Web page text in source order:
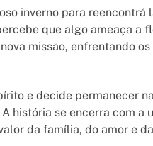
inverno para reencontrá
que algo ameaça a
missão, enfrentando
e decide permanecer
história se encerra com a
da família, do amor e